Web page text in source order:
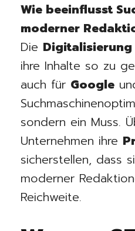
Wie beeinflusst
moderner
Die
ihre Inhalte so zu
auch für Google
sondern ein Muss.
Unternehmen ihre
sicherstellen, dass
moderner
Reichweite.